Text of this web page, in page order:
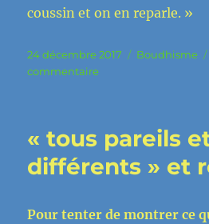
coussin et on en reparle. »
Publié
le
24 décembre 2017 Catégories
Boudhisme
commentairesur
Zen
« tous pareils
différents » et
Pour tenter de montrer ce